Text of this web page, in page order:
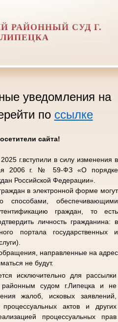
РАЙОННЫЙ СУД Г.
ЛИПЕЦКА
уведомления на
по ссылке
сайта!
г.вступили в силу изменения в
2006 г. № 59-ФЗ «О порядке
Российской Федерации».
в электронной форме могут
способами, обеспечивающими
граждан, то есть
личность гражданина: в
портала государственных и
направленные на адрес
не будут.
исключительно для рассылки
районным судом г.Липецка и не
жалоб, исковых заявлений,
актов и других
процессуальных прав